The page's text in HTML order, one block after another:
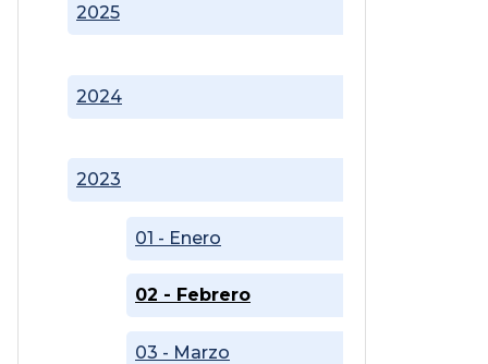
2023
01 - Enero
02 - Febrero
03 - Marzo
2024
2025